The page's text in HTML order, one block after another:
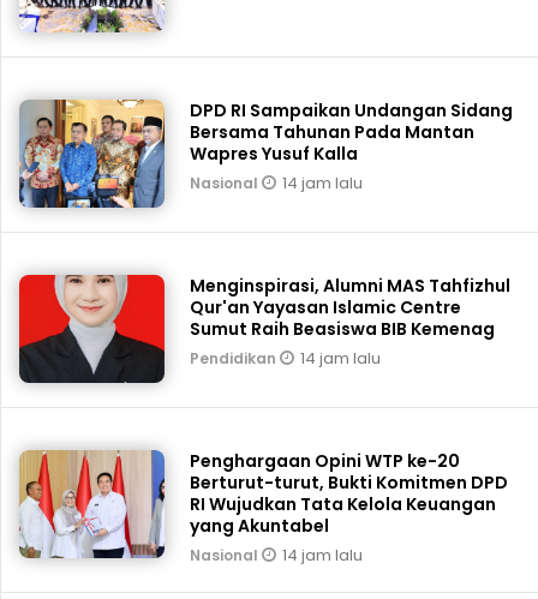
DPD RI Sampaikan Undangan Sidang
Bersama Tahunan Pada Mantan
Wapres Yusuf Kalla
Nasional 14 jam lalu
Menginspirasi, Alumni MAS Tahfizhul
Qur'an Yayasan Islamic Centre
Sumut Raih Beasiswa BIB Kemenag
Pendidikan 14 jam lalu
Penghargaan Opini WTP ke-20
Berturut-turut, Bukti Komitmen DPD
RI Wujudkan Tata Kelola Keuangan
yang Akuntabel
Nasional 14 jam lalu